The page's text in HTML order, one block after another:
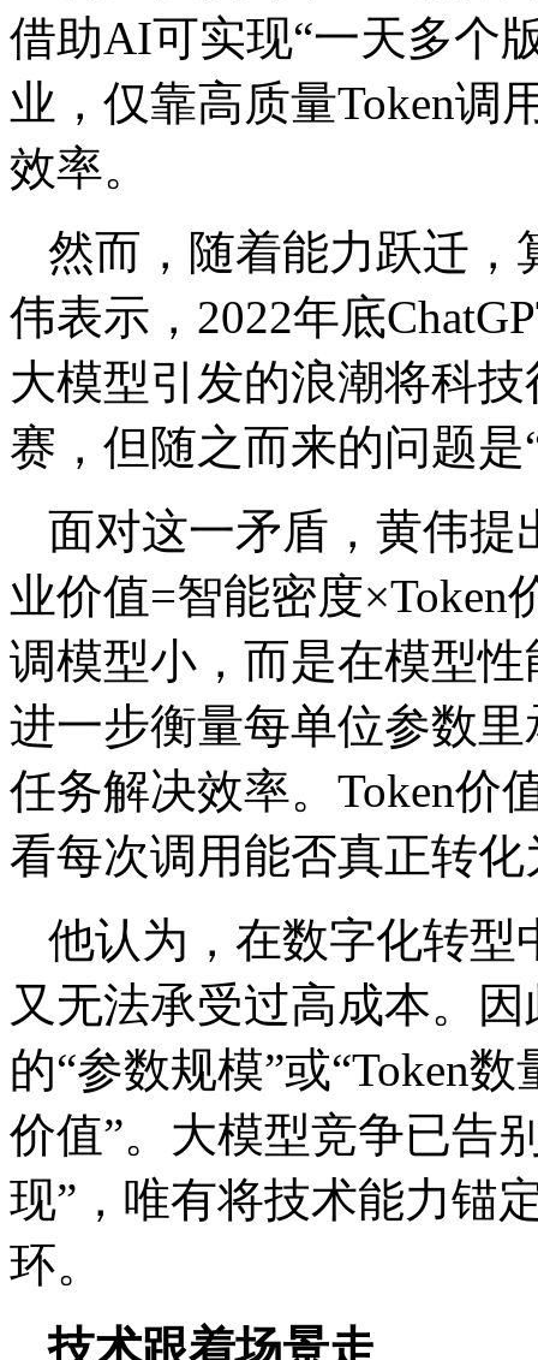
借助AI可实现“一天多个
业，仅靠高质量Token调
效率。
然而，随着能力跃迁，
伟表示，2022年底
大模型引发的浪潮将科
赛，但随之而来的问题
面对这一矛盾，黄伟提
业价值=智能密度×Token
调模型小，而是在模型
进一步衡量每单位参数
任务解决效率。Token价
看每次调用能否真正转
他认为，在数字化转型
又无法承受过高成本。
的“参数规模”或“Token
价值”。大模型竞争已告
现”，唯有将技术能力锚
环。
技术跟着场景走